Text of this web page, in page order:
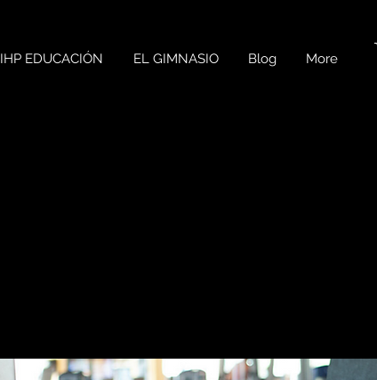
IHP EDUCACIÓN EL GIMNASIO Blog More